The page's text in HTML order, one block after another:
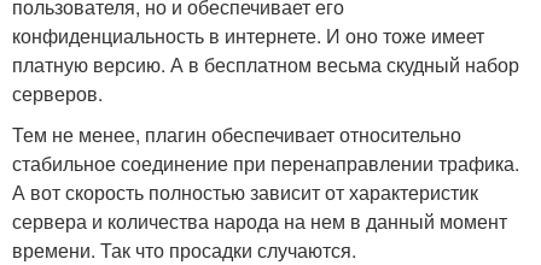
пользователя, но и обеспечивает его
конфиденциальность в интернете. И оно тоже имеет
платную версию. А в бесплатном весьма скудный набор
серверов.
Тем не менее, плагин обеспечивает относительно
стабильное соединение при перенаправлении трафика.
А вот скорость полностью зависит от характеристик
сервера и количества народа на нем в данный момент
времени. Так что просадки случаются.